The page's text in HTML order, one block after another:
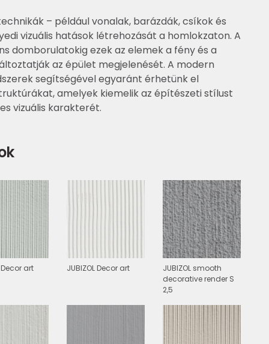
– például vonalak, barázdák, csíkok és
vizuális hatások létrehozását a homlokzaton. A
domborulatokig ezek az elemek a fény és a
az épület megjelenését. A modern
segítségével egyaránt érhetünk el
amelyek kiemelik az építészeti stílust
vizuális karakterét.
Decor art JUBIZOL Decor art
JUBIZOL smooth
decorative render S
2,5